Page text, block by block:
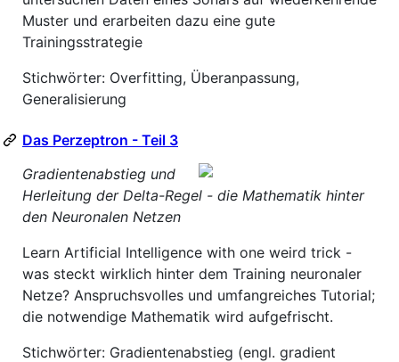
Muster und erarbeiten dazu eine gute
Trainingsstrategie
Stichwörter: Overfitting, Überanpassung,
Generalisierung
Das Perzeptron - Teil 3
Gradientenabstieg und
Herleitung der Delta-Regel - die Mathematik hinter
den Neuronalen Netzen
Learn Artificial Intelligence with one weird trick -
was steckt wirklich hinter dem Training neuronaler
Netze? Anspruchsvolles und umfangreiches Tutorial;
die notwendige Mathematik wird aufgefrischt.
Stichwörter: Gradientenabstieg (engl. gradient